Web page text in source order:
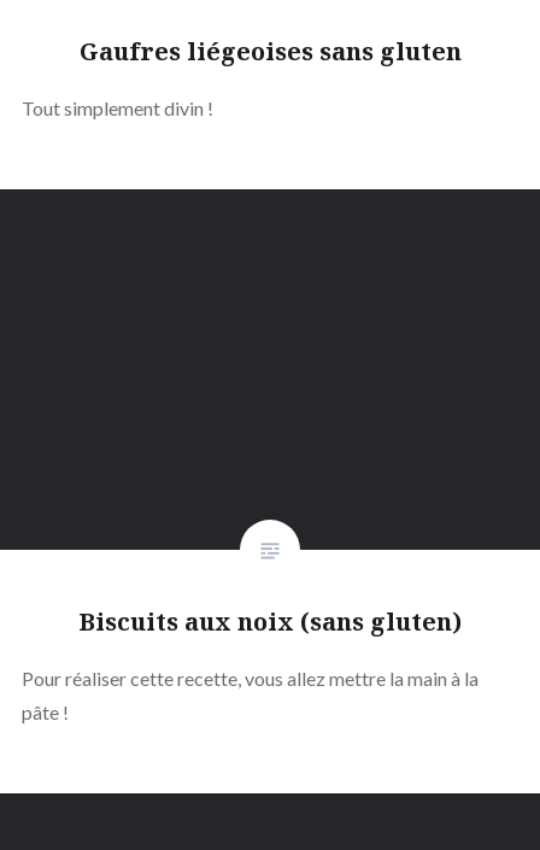
Gaufres liégeoises sans gluten
Tout simplement divin !
Biscuits aux noix (sans gluten)
Pour réaliser cette recette, vous allez mettre la main à la
pâte !